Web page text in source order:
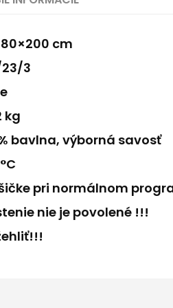
cm
3
kg
bavlna, výborná savosť
pri normálnom
nie je povolené !!!